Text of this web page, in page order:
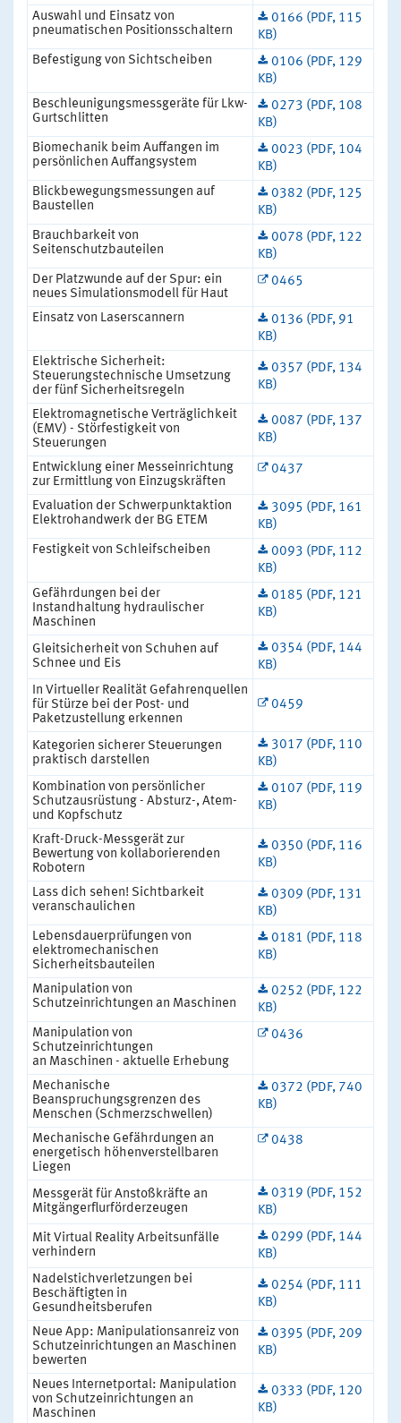
Auswahl und Einsatz von
pneumatischen Positionsschaltern
0166 (PDF, 115
KB)
Befestigung von Sichtscheiben
0106 (PDF, 129
KB)
Beschleunigungsmessgeräte für Lkw-
Gurtschlitten
0273 (PDF, 108
KB)
Biomechanik beim Auffangen im
persönlichen Auffangsystem
0023 (PDF, 104
KB)
Blickbewegungsmessungen auf
Baustellen
0382 (PDF, 125
KB)
Brauchbarkeit von
Seitenschutzbauteilen
0078 (PDF, 122
KB)
Der Platzwunde auf der Spur: ein
neues Simulationsmodell für Haut
0465
Einsatz von Laserscannern
0136 (PDF, 91
KB)
Elektrische Sicherheit:
Steuerungstechnische Umsetzung
der fünf Sicherheitsregeln
0357 (PDF, 134
KB)
Elektromagnetische Verträglichkeit
(EMV) - Störfestigkeit von
Steuerungen
0087 (PDF, 137
KB)
Entwicklung einer Messeinrichtung
zur Ermittlung von Einzugskräften
0437
Evaluation der Schwerpunktaktion
Elektrohandwerk der BG ETEM
3095 (PDF, 161
KB)
Festigkeit von Schleifscheiben
0093 (PDF, 112
KB)
Gefährdungen bei der
Instandhaltung hydraulischer
Maschinen
0185 (PDF, 121
KB)
Gleitsicherheit von Schuhen auf
Schnee und Eis
0354 (PDF, 144
KB)
In Virtueller Realität Gefahrenquellen
für Stürze bei der Post- und
Paketzustellung erkennen
0459
Kategorien sicherer Steuerungen
praktisch darstellen
3017 (PDF, 110
KB)
Kombination von persönlicher
Schutzausrüstung - Absturz-, Atem-
und Kopfschutz
0107 (PDF, 119
KB)
Kraft-Druck-Messgerät zur
Bewertung von kollaborierenden
Robotern
0350 (PDF, 116
KB)
Lass dich sehen! Sichtbarkeit
veranschaulichen
0309 (PDF, 131
KB)
Lebensdauerprüfungen von
elektromechanischen
Sicherheitsbauteilen
0181 (PDF, 118
KB)
Manipulation von
Schutzeinrichtungen an Maschinen
0252 (PDF, 122
KB)
Manipulation von
Schutzeinrichtungen
an Maschinen - aktuelle Erhebung
0436
Mechanische
Beanspruchungsgrenzen des
Menschen (Schmerzschwellen)
0372 (PDF, 740
KB)
Mechanische Gefährdungen an
energetisch höhenverstellbaren
Liegen
0438
Messgerät für Anstoßkräfte an
Mitgängerflurförderzeugen
0319 (PDF, 152
KB)
Mit Virtual Reality Arbeitsunfälle
verhindern
0299 (PDF, 144
KB)
Nadelstichverletzungen bei
Beschäftigten in
Gesundheitsberufen
0254 (PDF, 111
KB)
Neue App: Manipulationsanreiz von
Schutzeinrichtungen an Maschinen
bewerten
0395 (PDF, 209
KB)
Neues Internetportal: Manipulation
von Schutzeinrichtungen an
Maschinen
0333 (PDF, 120
KB)